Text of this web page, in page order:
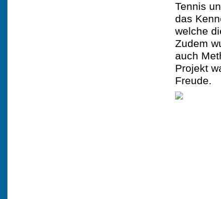
Tennis
das
welche
Zudem
auch
Projekt
Freude.